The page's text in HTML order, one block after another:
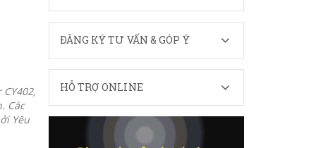
Các
Yêu
ĐĂNG KÝ TƯ VẤN & GÓP Ý
HỖ TRỢ ONLINE